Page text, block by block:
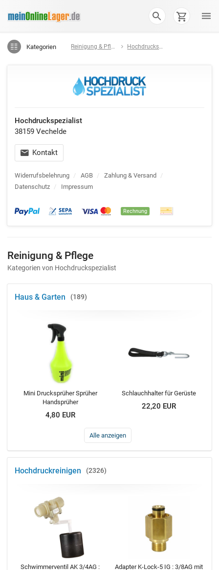
Kategorien Reinigung & Pflege Hochdruckspezialist
Hochdruckspezialist
38159 Vechelde
Kontakt
Widerrufsbelehrung / AGB / Zahlung & Versand
/
Datenschutz / Impressum
Rechnung
Reinigung & Pflege
Kategorien von Hochdruckspezialist
Haus & Garten 189
Mini Drucksprüher Sprüher
Handsprüher
4,80 EUR
Schlauchhalter für Gerüste
22,20 EUR
Alle anzeigen
Hochdruckreinigen 2326
Schwimmerventil AK 3/4AG :
Adapter K-Lock-5 IG : 3/8AG mit